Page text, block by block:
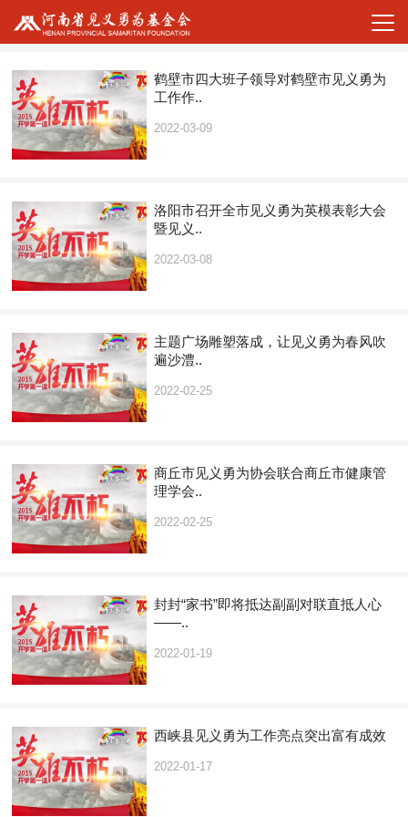
鹤壁市四大班子领导对鹤壁市见义勇为
工作作..
2022-03-09
洛阳市召开全市见义勇为英模表彰大会
暨见义..
2022-03-08
主题广场雕塑落成，让见义勇为春风吹
遍沙澧..
2022-02-25
商丘市见义勇为协会联合商丘市健康管
理学会..
2022-02-25
封封“家书”即将抵达副副对联直抵人心
——..
2022-01-19
西峡县见义勇为工作亮点突出富有成效
2022-01-17